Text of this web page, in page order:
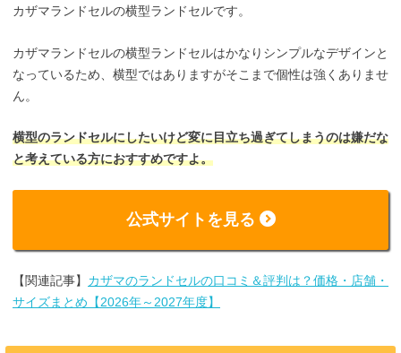
カザマランドセルの横型ランドセルです。
カザマランドセルの横型ランドセルはかなりシンプルなデザインと
なっているため、横型ではありますがそこまで個性は強くありませ
ん。
横型のランドセルにしたいけど変に目立ち過ぎてしまうのは嫌だな
と考えている方におすすめですよ。
公式サイトを見る
【関連記事】 カザマのランドセルの口コミ＆評判は？価格・店舗・
サイズまとめ【2026年～2027年度】